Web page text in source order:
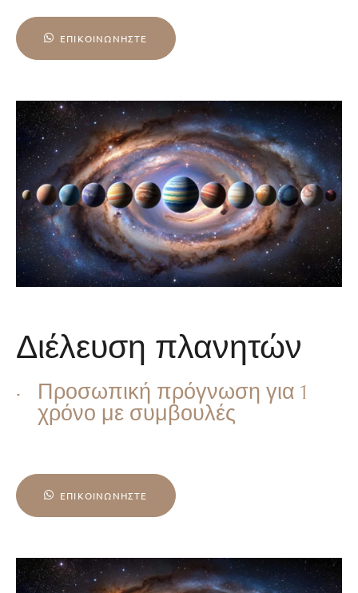
ΕΠΙΚΟΙΝΩΝΉΣΤΕ
Διέλευση πλανητών
Προσωπική πρόγνωση για 1
χρόνο με συμβουλές
ΕΠΙΚΟΙΝΩΝΉΣΤΕ